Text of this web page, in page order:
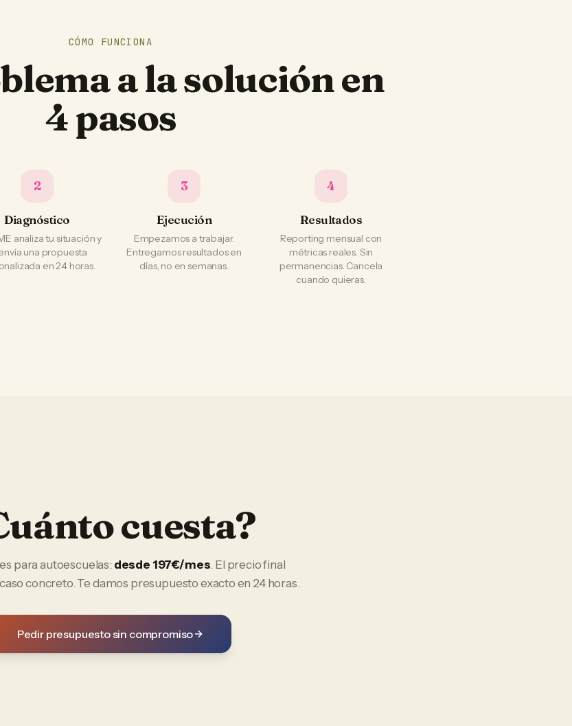
CÓMO FUNCIONA
a la solución en
4 pasos
2
Diagnóstico
analiza tu situación y
una propuesta
en 24 horas.
3
Ejecución
Empezamos a trabajar.
Entregamos resultados en
días, no en semanas.
4
Resultados
Reporting mensual con
métricas reales. Sin
permanencias. Cancela
cuando quieras.
cuesta?
paraautoescuelas: desde 197€/mes. El precio final
concreto. Te damos presupuesto exacto en 24 horas.
Pedir presupuesto sin compromiso